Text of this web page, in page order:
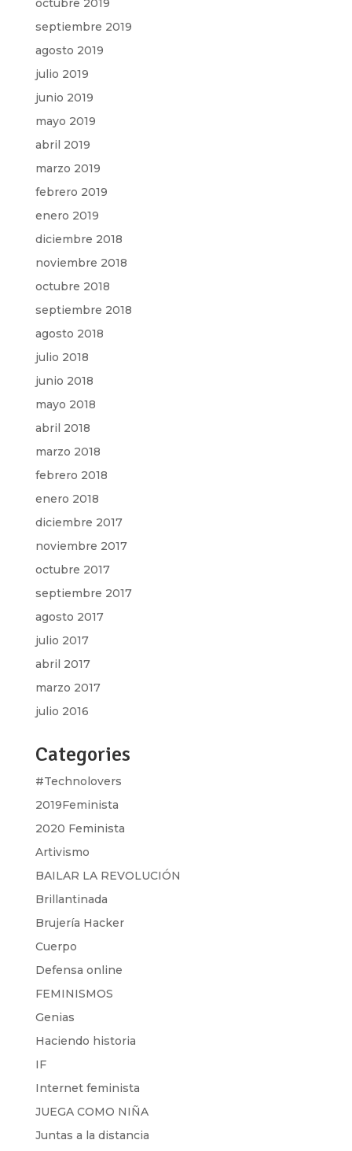
octubre 2019
septiembre 2019
agosto 2019
julio 2019
junio 2019
mayo 2019
abril 2019
marzo 2019
febrero 2019
enero 2019
diciembre 2018
noviembre 2018
octubre 2018
septiembre 2018
agosto 2018
julio 2018
junio 2018
mayo 2018
abril 2018
marzo 2018
febrero 2018
enero 2018
diciembre 2017
noviembre 2017
octubre 2017
septiembre 2017
agosto 2017
julio 2017
abril 2017
marzo 2017
julio 2016
Categories
#Technolovers
2019Feminista
2020 Feminista
Artivismo
BAILAR LA REVOLUCIÓN
Brillantinada
Brujería Hacker
Cuerpo
Defensa online
FEMINISMOS
Genias
Haciendo historia
IF
Internet feminista
JUEGA COMO NIÑA
Juntas a la distancia